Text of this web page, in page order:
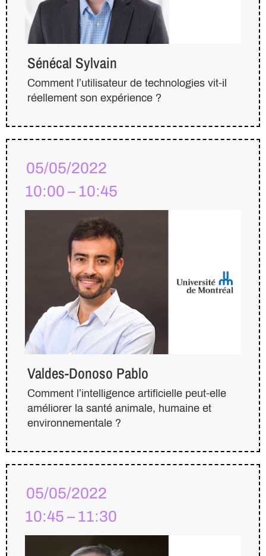
Sénécal Sylvain
Comment l’utilisateur de technologies vit-il
réellement son expérience ?
05/05/2022
10:00 – 10:45
Valdes-Donoso Pablo
Comment l’intelligence artificielle peut-elle
améliorer la santé animale, humaine et
environnementale ?
05/05/2022
10:45 – 11:30